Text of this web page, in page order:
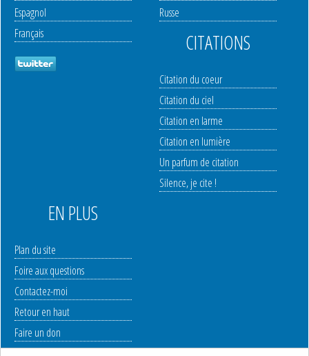
Espagnol
Français
Russe
CITATIONS
Citation du coeur
Citation du ciel
Citation en larme
Citation en lumière
Un parfum de citation
Silence, je cite !
EN PLUS
Plan du site
Foire aux questions
Contactez-moi
Retour en haut
Faire un don